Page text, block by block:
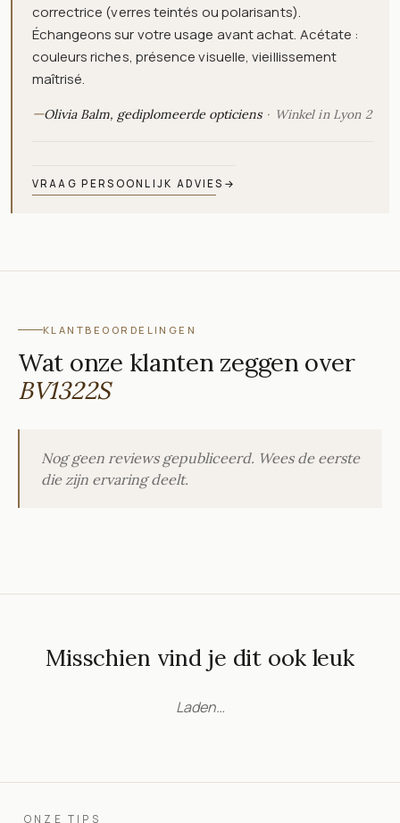
correctrice (verres teintés ou polarisants).
Échangeons sur votre usage avant achat. Acétate :
couleurs riches, présence visuelle, vieillissement
maîtrisé.
—Olivia Balm, gediplomeerde opticiens Winkel in Lyon 2
VRAAG PERSOONLIJK ADVIES →
KLANTBEOORDELINGEN
Wat onze klanten zeggen over
BV1322S
Nog geen reviews gepubliceerd. Wees de eerste
die zijn ervaring deelt.
Misschien vind je dit ook leuk
Laden…
ONZE TIPS